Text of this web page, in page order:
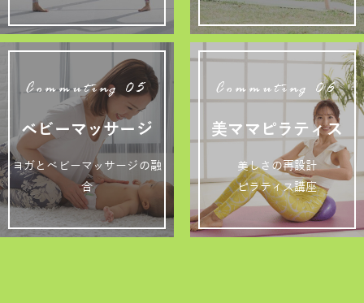
Commuting 05
ベビーマッサージ
ヨガとベビーマッサージの融
合
Commuting 06
美ママピラティス
美しさの再設計
ピラティス講座